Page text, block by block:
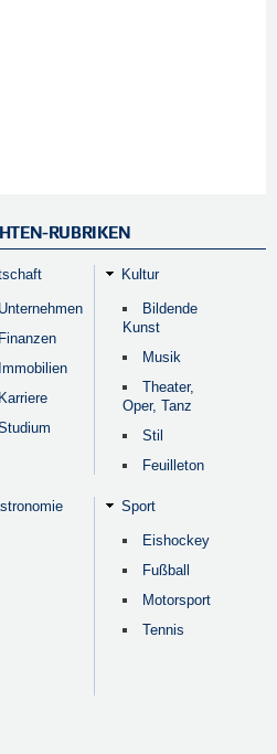
RUBRIKEN
Unternehmen
Finanzen
Immobilien
Karriere
Kultur
Bildende
Kunst
Musik
Theater,
Oper, Tanz
Stil
Feuilleton
Sport
Eishockey
Fußball
Motorsport
Tennis